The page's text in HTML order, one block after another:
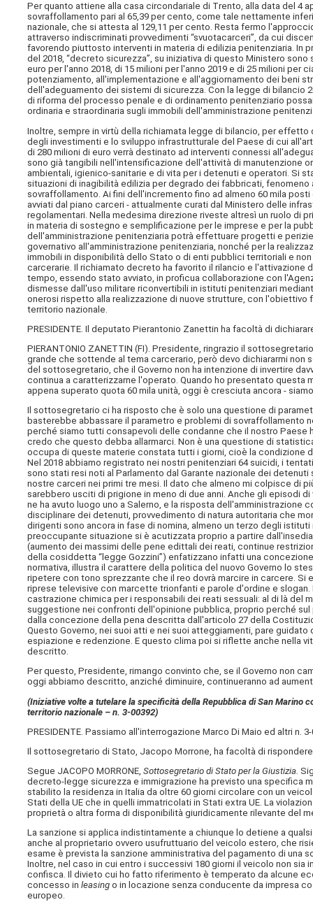
Per quanto attiene alla casa circondariale di Trento, alla data del 4
sovraffollamento pari al 65,39 per cento, come tale nettamente
nazionale, che si attesta al 129,11 per cento. Resta fermo
attraverso indiscriminati provvedimenti “svuotacarceri”, da cui
favorendo piuttosto interventi in materia di edilizia penitenziaria. In
del 2018, “decreto sicurezza”, su iniziativa di questo Ministero
euro per l'anno 2018, di 15 milioni per l'anno 2019 e di 25 milioni per
potenziamento, all'implementazione e all'aggiornamento dei beni
dell'adeguamento dei sistemi di sicurezza. Con la legge di
di riforma del processo penale e di ordinamento penitenziario
ordinaria e straordinaria sugli immobili dell'amministrazione
Inoltre, sempre in virtù della richiamata legge di bilancio, per
degli investimenti e lo sviluppo infrastrutturale del Paese di cui
di 280 milioni di euro verrà destinato ad interventi connessi
sono già tangibili nell'intensificazione dell'attività di manutenzione
ambientali, igienico-sanitarie e di vita per i detenuti e operatori. Si
situazioni di inagibilità edilizia per degrado dei fabbricati,
sovraffollamento. Ai fini dell'incremento fino ad almeno 60 mila
avviati dal piano carceri - attualmente curati dal Ministero delle
regolamentari. Nella medesima direzione riveste altresì un ruolo di
in materia di sostegno e semplificazione per le imprese e per la
dell'amministrazione penitenziaria potrà effettuare progetti e
governativo all'amministrazione penitenziaria, nonché per la
immobili in disponibilità dello Stato o di enti pubblici territoriali e
carcerarie. Il richiamato decreto ha favorito il rilancio e
tempo, essendo stato avviato, in proficua collaborazione con
dismesse dall'uso militare riconvertibili in istituti penitenziari
onerosi rispetto alla realizzazione di nuove strutture, con
territorio nazionale.
PRESIDENTE. Il deputato Pierantonio Zanettin ha facoltà di
PIERANTONIO ZANETTIN (FI). Presidente, ringrazio il
grande che sottende al tema carcerario, però devo dichiararmi
del sottosegretario, che il Governo non ha intenzione di invertire
continua a caratterizzarne l'operato. Quando ho presentato questa
appena superato quota 60 mila unità, oggi è cresciuta ancora -
Il sottosegretario ci ha risposto che è solo una questione di
basterebbe abbassare il parametro e problemi di
perché siamo tutti consapevoli delle condanne che il nostro Paese
credo che questo debba allarmarci. Non è una questione di
occupa di queste materie constata tutti i giorni, cioè la condizione
Nel 2018 abbiamo registrato nei nostri penitenziari 64 suicidi, i
sono stati resi noti al Parlamento dal Garante nazionale dei
nostre carceri nei primi tre mesi. Il dato che almeno mi colpisce di
sarebbero usciti di prigione in meno di due anni. Anche gli episodi
ne ha avuto luogo uno a Salerno, e la risposta
disciplinare dei detenuti, provvedimento di natura autoritaria che
dirigenti sono ancora in fase di nomina, almeno un terzo degli
preoccupante situazione si è acutizzata proprio a partire
(aumento dei massimi delle pene edittali dei reati, continue
della cosiddetta “legge Gozzini”) enfatizzano infatti una
normativa, illustra il carattere della politica del nuovo Governo lo
ripetere con tono sprezzante che il reo dovrà marcire in carcere.
riprese televisive con marcette trionfanti e parole d'ordine e
castrazione chimica per i responsabili dei reati sessuali: al di là
suggestione nei confronti dell'opinione pubblica, proprio perché
dalla concezione della pena descritta dall'articolo 27 della
Questo Governo, nei suoi atti e nei suoi atteggiamenti, pare
espiazione e redenzione. E questo clima poi si riflette anche nella
descritto.
Per questo, Presidente, rimango convinto che, se il Governo non
oggi abbiamo descritto, anziché diminuire, continueranno ad
(Iniziative volte a tutelare la specificità della Repubblica di San
territorio nazionale – n. 3-00392)
PRESIDENTE. Passiamo all'interrogazione Marco Di Maio ed altri n.
Il sottosegretario di Stato, Jacopo Morrone, ha facoltà di
Segue JACOPO MORRONE, Sottosegretario di Stato per la Giustizia.
decreto-legge sicurezza e immigrazione ha previsto una specifica
stabilito la residenza in Italia da oltre 60 giorni circolare con un
Stati della UE che in quelli immatricolati in Stati extra UE. La
proprietà o altra forma di disponibilità giuridicamente rilevante del
La sanzione si applica indistintamente a chiunque lo detiene a
anche al proprietario ovvero usufruttuario del veicolo estero, che
esame è prevista la sanzione amministrativa del pagamento di una
Inoltre, nel caso in cui entro i successivi 180 giorni il veicolo non
confisca. Il divieto cui ho fatto riferimento è temperato da alcune
concesso inleasing o in locazione senza conducente da impresa
europeo.